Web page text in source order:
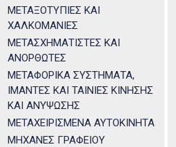
ΜΕΤΑΞΟΤΥΠΙΕΣ ΚΑΙ
ΧΑΛΚΟΜΑΝΙΕΣ
ΜΕΤΑΣΧΗΜΑΤΙΣΤΕΣ ΚΑΙ
ΑΝΟΡΘΩΤΕΣ
ΜΕΤΑΦΟΡΙΚΑ ΣΥΣΤΗΜΑΤΑ,
ΙΜΑΝΤΕΣ ΚΑΙ ΤΑΙΝΙΕΣ ΚΙΝΗΣΗΣ
ΚΑΙ ΑΝΥΨΩΣΗΣ
ΜΕΤΑΧΕΙΡΙΣΜΕΝΑ ΑΥΤΟΚΙΝΗΤΑ
ΜΗΧΑΝΕΣ ΓΡΑΦΕΙΟΥ